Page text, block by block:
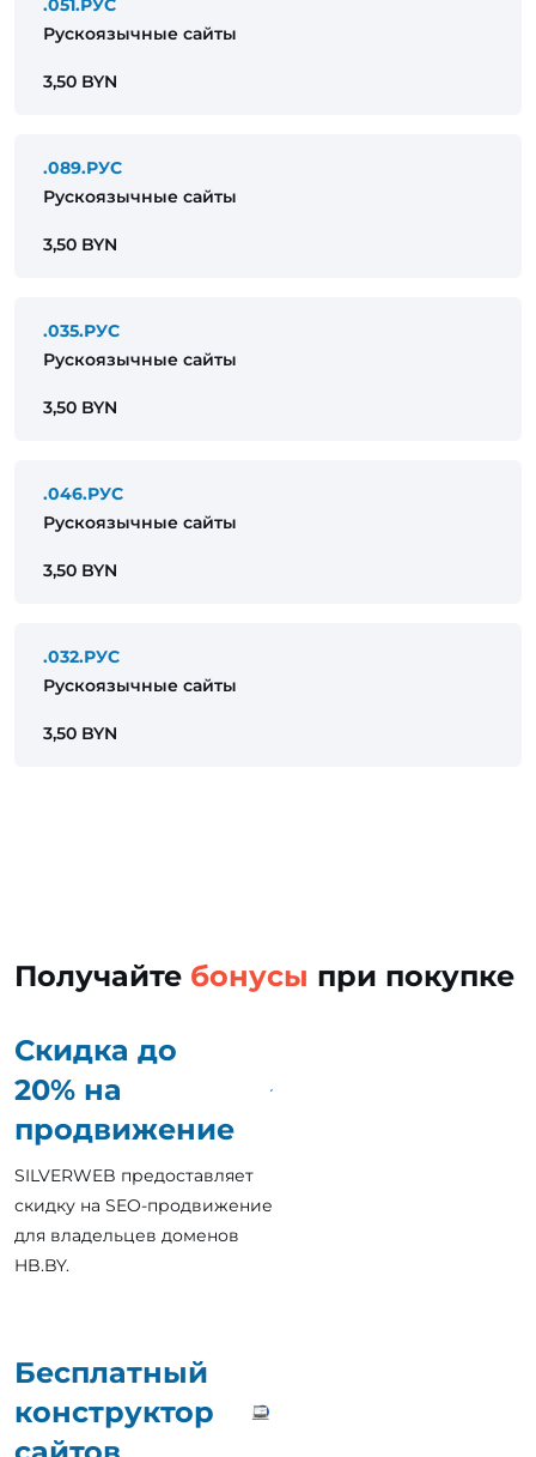
.051.РУС
Рускоязычные сайты
3,50 BYN
.089.РУС
Рускоязычные сайты
3,50 BYN
.035.РУС
Рускоязычные сайты
3,50 BYN
.046.РУС
Рускоязычные сайты
3,50 BYN
.032.РУС
Рускоязычные сайты
3,50 BYN
Получайте бонусы при покупке
Бесплатный
конструктор
Скидка до
20% на
продвижение
SILVERWEB предоставляет
скидку на SEO-продвижение
для владельцев доменов
HB.BY.